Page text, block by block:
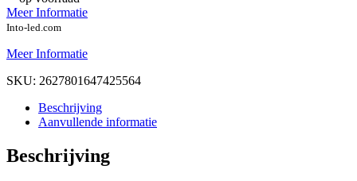
Meer Informatie
Into-led.com
Meer Informatie
SKU: 2627801647425564
Beschrijving
Aanvullende informatie
Beschrijving